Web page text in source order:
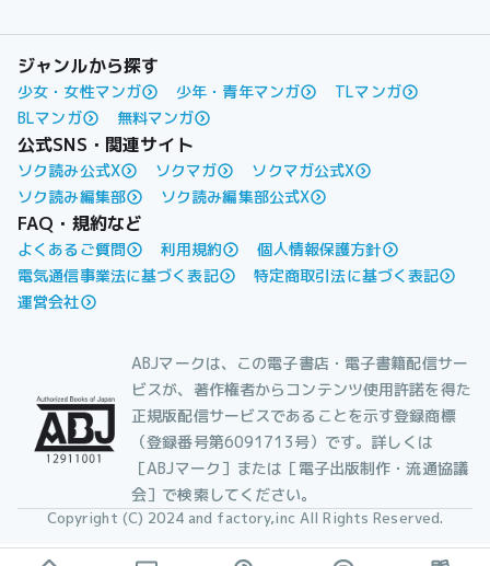
ジャンルから探す
少女・女性マンガ 少年・青年マンガ
TLマンガ
BLマンガ
無料マンガ
公式SNS・関連サイト
ソク読み公式X ソクマガ
ソクマガ公式X
ソク読み編集部
ソク読み編集部公式X
FAQ・規約など
よくあるご質問 利用規約
個人情報保護方針
電気通信事業法に基づく表記
特定商取引法に基づく表記
運営会社
ABJマークは、この電子書店・電子書籍配信サー
ビスが、著作権者からコンテンツ使用許諾を得た
正規版配信サービスであることを示す登録商標
（登録番号第6091713号）です。詳しくは
［ABJマーク］または［電子出版制作・流通協議
会］で検索してください。
Copyright (C) 2024 and factory,inc All Rights Reserved.